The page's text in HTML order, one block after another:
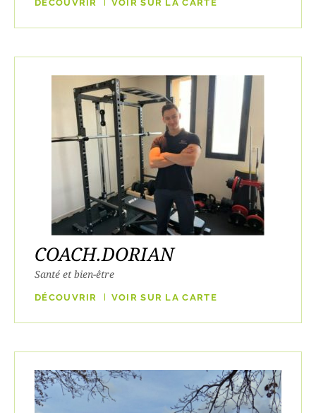
DÉCOUVRIR VOIR SUR LA CARTE
COACH.DORIAN
Santé et bien-être
DÉCOUVRIR VOIR SUR LA CARTE